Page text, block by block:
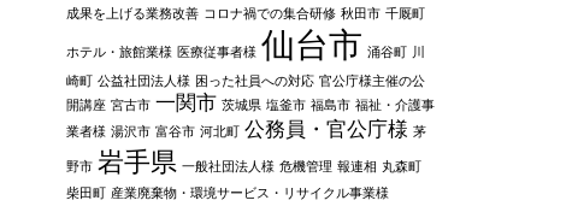
成果を上げる業務改善 コロナ禍での集合研修 秋田市 千厩町
ホテル・旅館業様 医療従事者様 仙台市 涌谷町 川
崎町 公益社団法人様 困った社員への対応 官公庁様主催の公
開講座 宮古市 一関市 茨城県 塩釜市 福島市 福祉・介護事
業者様 湯沢市 富谷市 河北町 公務員・官公庁様 茅
野市 岩手県 一般社団法人様 危機管理 報連相 丸森町
柴田町 産業廃棄物・環境サービス・リサイクル事業様